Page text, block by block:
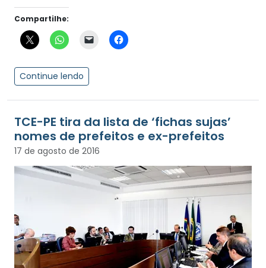
Compartilhe:
Continue lendo
TCE-PE tira da lista de ‘fichas sujas’
nomes de prefeitos e ex-prefeitos
17 de agosto de 2016